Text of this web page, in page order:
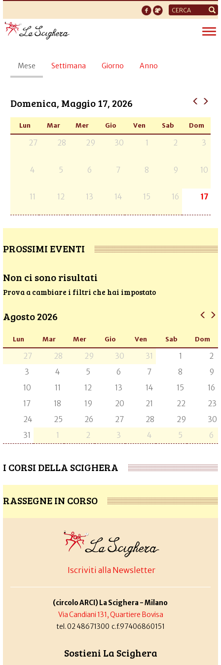
Form
di
ricerca
Schede
primarie
Mese (scheda
attiva)
Settimana Giorno Anno
Domenica, Maggio 17, 2026
Lun Mar Mer Gio Ven Sab Dom
27 28 29 30 1 2 3
4 5 6 7 8 9 10
11 12 13 14 15 16 17
PROSSIMI EVENTI
Non ci sono risultati
Prova a cambiare i filtri che hai impostato
Agosto 2026
Lun Mar Mer Gio Ven Sab Dom
27 28 29 30 31 1
2
3
4 5 6 7 8
9
10
11 12 13 14 15
16
17
18 19 20 21 22
23
24
25 26 27 28 29
30
31
1 2 3 4 5 6
I CORSI DELLA SCIGHERA
RASSEGNE IN CORSO
Iscriviti alla Newsletter
(circolo ARCI) La Scighera - Milano
Via Candiani 131, Quartiere Bovisa
tel. 02 48671300 c.f.97406860151
Sostieni La Scighera